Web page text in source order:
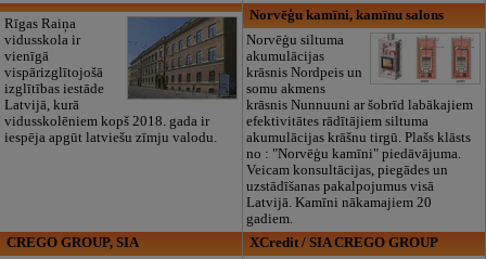
Rīgas Raiņa
vidusskola ir
vienīgā
vispārizglītojošā
izglītības iestāde
Latvijā, kurā
vidusskolēniem kopš 2018. gada ir
iespēja apgūt latviešu zīmju valodu.
Norvēģu kamīni, kamīnu salons
Norvēģu siltuma
akumulācijas
krāsnis Nordpeis un
somu akmens
krāsnis Nunnuuni ar šobrīd labākajiem
efektivitātes rādītājiem siltuma
akumulācijas krāšnu tirgū. Plašs klāsts
no : "Norvēģu kamīni" piedāvājuma.
Veicam konsultācijas, piegādes un
uzstādīšanas pakalpojumus visā
Latvijā. Kamīni nākamajiem 20
gadiem.
CREGO GROUP, SIA
XCredit / SIA CREGO GROUP